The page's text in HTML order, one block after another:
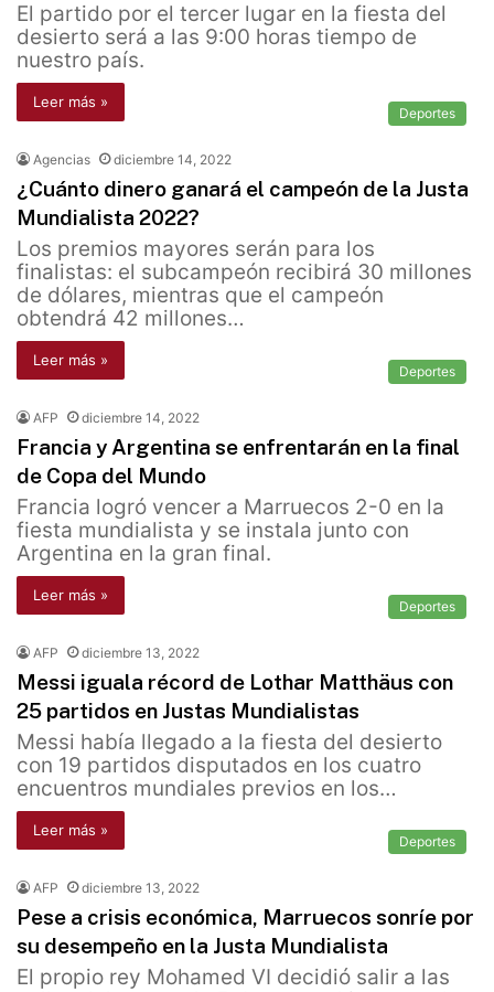
El partido por el tercer lugar en la fiesta del
desierto será a las 9:00 horas tiempo de
nuestro país.
Leer más »
Deportes
Agencias diciembre 14, 2022
¿Cuánto dinero ganará el campeón de la Justa
Mundialista 2022?
Los premios mayores serán para los
finalistas: el subcampeón recibirá 30 millones
de dólares, mientras que el campeón
obtendrá 42 millones…
Leer más »
Deportes
AFP diciembre 14, 2022
Francia y Argentina se enfrentarán en la final
de Copa del Mundo
Francia logró vencer a Marruecos 2-0 en la
fiesta mundialista y se instala junto con
Argentina en la gran final.
Leer más »
Deportes
AFP diciembre 13, 2022
Messi iguala récord de Lothar Matthäus con
25 partidos en Justas Mundialistas
Messi había llegado a la fiesta del desierto
con 19 partidos disputados en los cuatro
encuentros mundiales previos en los…
Leer más »
Deportes
AFP diciembre 13, 2022
Pese a crisis económica, Marruecos sonríe por
su desempeño en la Justa Mundialista
El propio rey Mohamed VI decidió salir a las